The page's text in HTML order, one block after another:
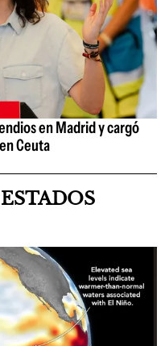
en Madrid y cargó
Ceuta